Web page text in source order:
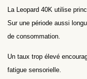
La Leopard 40K utilise
Sur une période aussi
de consommation.
Un taux trop élevé
fatigue sensorielle.